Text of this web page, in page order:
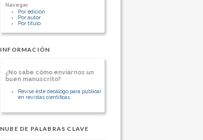
Navegar
Por edición
Por autor
Por título
INFORMACIÓN
¿No sabe cómo enviarnos un
buen manuscrito?
Revise éste decálogo para publicar
en revistas científicas
NUBE DE PALABRAS CLAVE